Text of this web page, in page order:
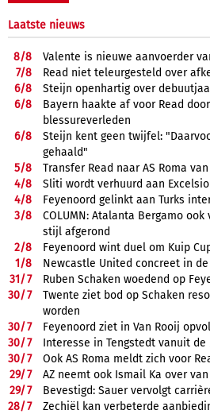
Laatste nieuws
8/8
Valente is nieuwe aanvoerder
7/8
Read niet teleurgesteld over
6/8
Steijn openhartig over
6/8
Bayern haakte af voor Read
blessureverleden
6/8
Steijn kent geen twijfel:
gehaald"
5/8
Transfer Read naar AS Roma
4/8
Sliti wordt verhuurd aan
4/8
Feyenoord gelinkt aan Turks
3/8
COLUMN: Atalanta Bergamo
stijl afgerond
2/8
Feyenoord wint duel om Kuip
1/8
Newcastle United concreet in
31/7
Ruben Schaken woedend op
30/7
Twente ziet bod op Schaken
worden
30/7
Feyenoord ziet in Van Rooij
30/7
Interesse in Tengstedt vanuit de
30/7
Ook AS Roma meldt zich voor
29/7
AZ neemt ook Ismail Ka over
29/7
Bevestigd: Sauer vervolgt
28/7
Zechiël kan verbeterde